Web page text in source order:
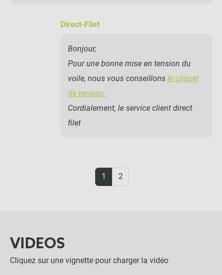
Direct-Filet
Bonjour,
Pour une bonne mise en tension du
voile, nous vous conseillons le cliquet
de tension.
Cordialement, le service client direct
filet
1 2
VIDEOS
Cliquez sur une vignette pour charger la vidéo